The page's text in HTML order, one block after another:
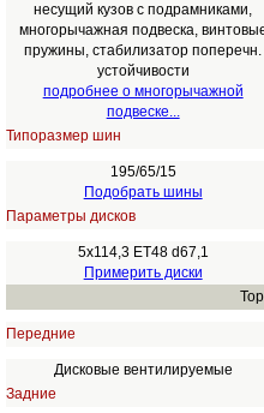
несущий кузов с подрамниками,
многорычажная подвеска,
пружины, стабилизатор поперечн.
устойчивости
подробнее о многорычажной
подвеске...
Типоразмер шин
195/65/15
Подобрать шины
Параметры дисков
5x114,3 ET48 d67,1
Примерить диски
Передние
Дисковые вентилируемые
Задние